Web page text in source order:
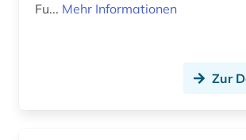
Fu... Mehr Informationen
Zur